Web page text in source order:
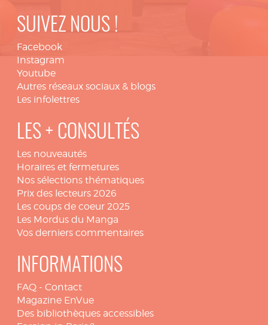
SUIVEZ NOUS !
Facebook
Instagram
Youtube
Autres réseaux sociaux & blogs
Les infolettres
LES + CONSULTÉS
Les nouveautés
Horaires et fermetures
Nos sélections thématiques
Prix des lecteurs 2026
Les coups de coeur 2025
Les Mordus du Manga
Vos derniers commentaires
INFORMATIONS
FAQ - Contact
Magazine EnVue
Des bibliothèques accessibles